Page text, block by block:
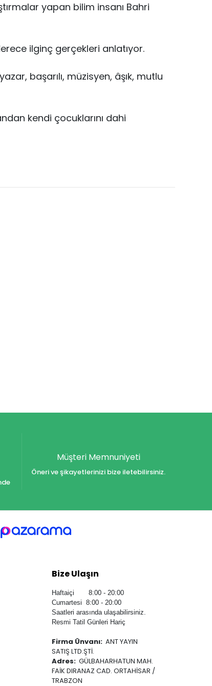
yapan bilim insanı Bahri
ilginç gerçekleri anlatıyor.
başarılı, müzisyen, âşık, mutlu
kendi çocuklarını dahi
Müşteri Memnuniyeti
Öneri ve şikayetlerinizi bize iletebilirsiniz.
Bize Ulaşın
Haftaiçi 8:00 - 20:00
Cumartesi 8:00 - 20:00
Saatleri arasında ulaşabilirsiniz.
Resmi Tatil Günleri Hariç
Firma Ünvanı: ANT YAYIN
SATIŞ LTD.ŞTİ.
Adres: GÜLBAHARHATUN MAH.
FAİK DIRANAZ CAD. ORTAHİSAR /
TRABZON